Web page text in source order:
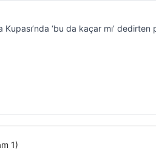
Kupası’nda ‘bu da kaçar mı’ dedirten
1)